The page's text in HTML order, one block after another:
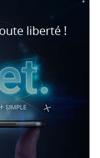
liberté !